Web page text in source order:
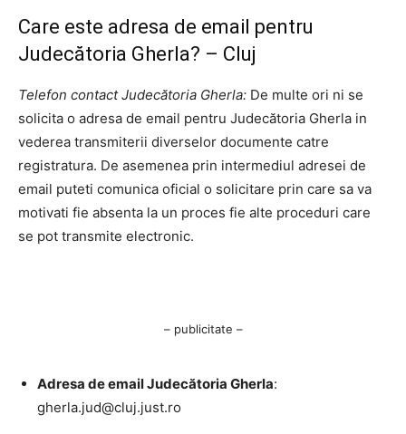
Care este adresa de email pentru
Judecătoria Gherla? – Cluj
Telefon contact Judecătoria Gherla: De multe ori ni se
solicita o adresa de email pentru Judecătoria Gherla in
vederea transmiterii diverselor documente catre
registratura. De asemenea prin intermediul adresei de
email puteti comunica oficial o solicitare prin care sa va
motivati fie absenta la un proces fie alte proceduri care
se pot transmite electronic.
– publicitate –
Adresa de email Judecătoria Gherla:
gherla.jud@cluj.just.ro